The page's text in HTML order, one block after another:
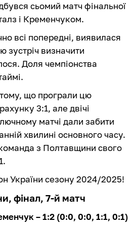
сьомий матч фінальної
і Кременчуком.
всі попередні, виявилася
визначити
Доля чемпіонства
що програли цю
3:1, але двічі
матчі дали забити
хвилині основного часу.
з Полтавщини свого
України сезону 2024/2025!
фінал, 7-й матч
– 1:2 (0:0, 0:0, 1:1, 0:1)